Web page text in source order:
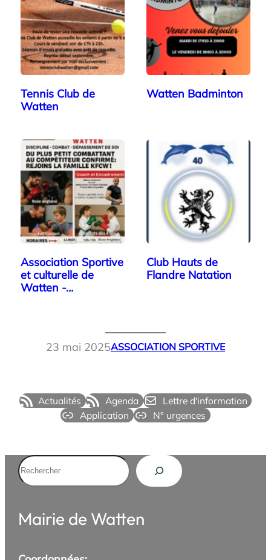
Tennis Club de
Watten
Watten Badminton
Association Sportive
et culturelle de
Watten -…
Club Hauts de
Flandre Natation
23 mai 2025ASSOCIATION SPORTIVE
Actualités Agenda
Lettre d'information
Application
N° urgences
Rechercher
Mairie de Watten